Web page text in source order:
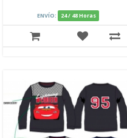
ENVÍO: 24 / 48 Horas